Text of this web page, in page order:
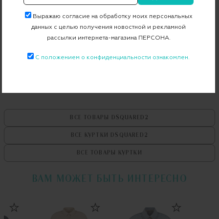
Примерка при доставке торговым представителем
ВСЕ ТОВАРЫ DSQUARED2
ВСЕ КУРТКИ DSQUARED2
ВСЕ ТОВАРЫ КУРТКИ
ВАМ МОЖЕТ БЫТЬ ИНТЕРЕСНО
Выражаю согласие на обработку моих персональных
данных с целью получения новостной и рекламной
рассылки интернета-магазина ПЕРСОНА.
С положением о конфиденциальности ознакомлен.